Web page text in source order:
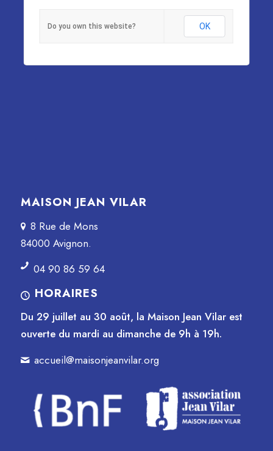
Do you own this website? OK
MAISON JEAN VILAR
8 Rue de Mons
84000 Avignon.
04 90 86 59 64
HORAIRES
Du 29 juillet au 30 août, la Maison Jean Vilar est
ouverte du mardi au dimanche de 9h à 19h.
accueil@maisonjeanvilar.org